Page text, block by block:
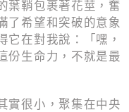
葉鞘包裹著花莖，奮
了希望和突破的意象
它在對我說：「嘿，
份生命力，不就是最
實很小，聚集在中央